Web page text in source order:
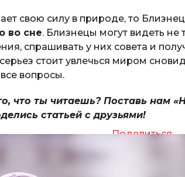
свою силу в природе, то
во сне. Близнецы могут видеть не
спрашивать у них совета и
стоит увлечься миром
вопросы.
что ты читаешь? Поставь нам
статьей с друзьями!
Поделиться